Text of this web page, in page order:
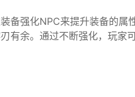
备强化NPC来提升装备的
有余。通过不断强化，玩家